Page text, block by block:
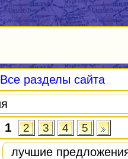
Все разделы сайта
1 2 3 4 5